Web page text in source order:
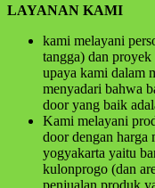
LAYANAN KAMI
kami melayani
tangga) dan
upaya kami dalam
menyadari bahwa
door yang baik
Kami melayani
door dengan harga
yogyakarta yaitu
kulonprogo (dan